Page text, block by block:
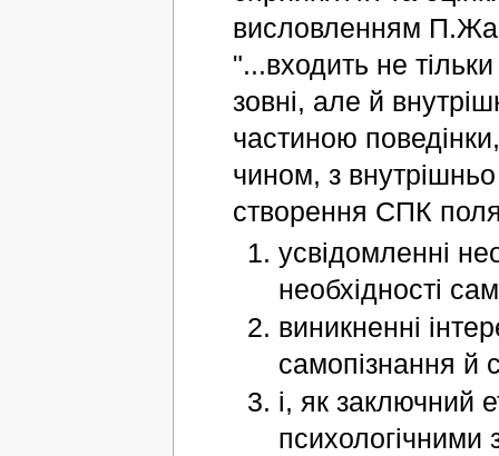
висловленням
"...входить не
зовні, але й
частиною
чином, з
створення СПК
усвідомленні
необхідності
виникненні
самопізнання й
і, як заключний
психологічними